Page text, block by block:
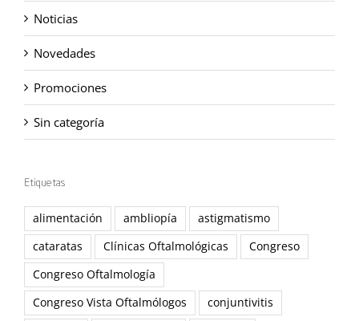
Noticias
Novedades
Promociones
Sin categoría
Etiquetas
alimentación ambliopía
astigmatismo
cataratas
Clínicas Oftalmológicas
Congreso
Congreso Oftalmología
Congreso Vista Oftalmólogos
conjuntivitis